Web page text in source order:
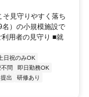
見守りやすく落ち
）の小規模施設で
用者の見守り ■就
日祝のみOK
問
即日勤務OK
出
研修あり